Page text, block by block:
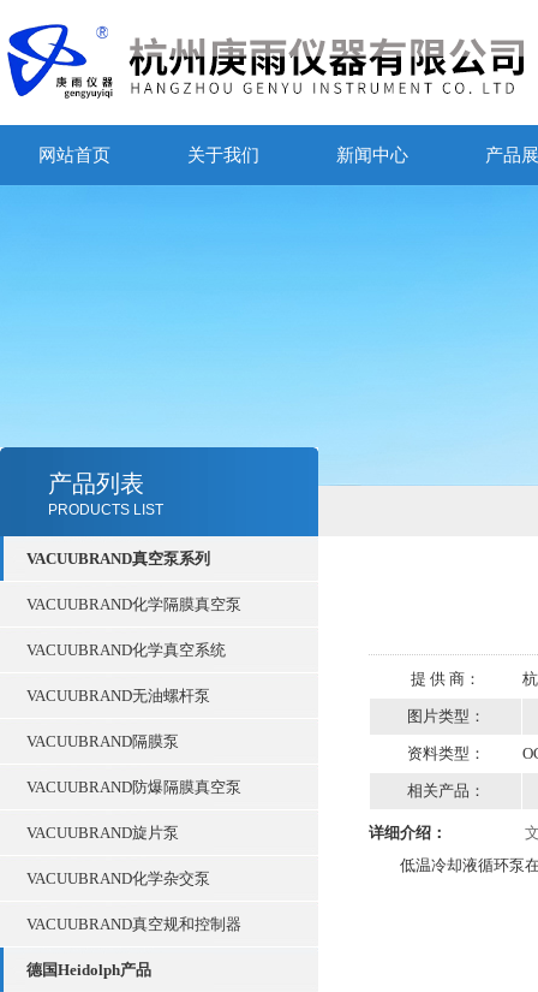
网站首页 关于我们 新闻中心 产品
产品列表
PRODUCTS LIST
VACUUBRAND真空泵系列
VACUUBRAND化学隔膜真空泵
VACUUBRAND化学真空系统
VACUUBRAND无油螺杆泵
VACUUBRAND隔膜泵
VACUUBRAND防爆隔膜真空泵
VACUUBRAND旋片泵
VACUUBRAND化学杂交泵
VACUUBRAND真空规和控制器
德国Heidolph产品
提 供 商：
图片类型：
资料类型：
相关产品：
详细介绍：
低温冷却液循环泵在